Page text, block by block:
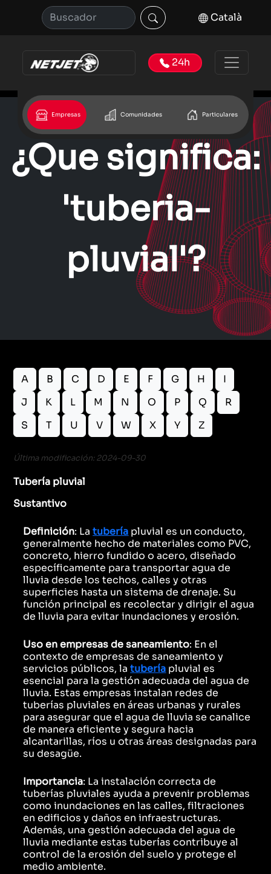
Català
24h
Empresas Comunidades Particulares
¿Que significa:
'tuberia-
pluvial'?
A B C D E F G H
I
J
K L M N O P Q
R
S
T U V W X Y Z
Última modificación: 2024-09-30
Tubería pluvial
Sustantivo
Definición: Latubería pluvial es un conducto,
generalmente hecho de materiales como PVC,
concreto, hierro fundido o acero, diseñado
específicamente para transportar agua de
lluvia desde los techos, calles y otras
superficies hasta un sistema de drenaje. Su
función principal es recolectar y dirigir el agua
de lluvia para evitar inundaciones y erosión.
Uso en empresas de saneamiento: En el
contexto de empresas de saneamiento y
servicios públicos, latubería pluvial es
esencial para la gestión adecuada del agua de
lluvia. Estas empresas instalan redes de
tuberías pluviales en áreas urbanas y rurales
para asegurar que el agua de lluvia se canalice
de manera eficiente y segura hacia
alcantarillas, ríos u otras áreas designadas para
su desagüe.
Importancia: La instalación correcta de
tuberías pluviales ayuda a prevenir problemas
como inundaciones en las calles, filtraciones
en edificios y daños en infraestructuras.
Además, una gestión adecuada del agua de
lluvia mediante estas tuberías contribuye al
control de la erosión del suelo y protege el
medio ambiente.